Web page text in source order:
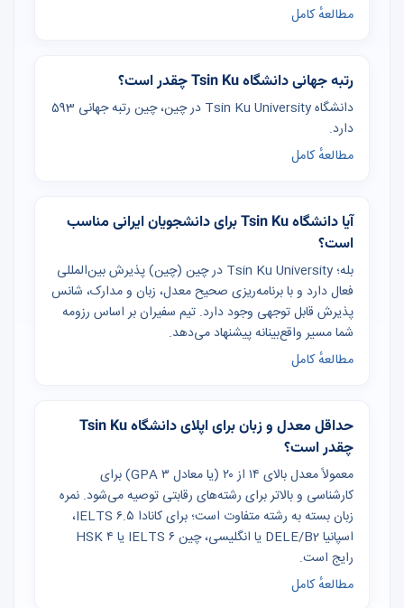
مطالعهٔ کامل
رتبه جهانی دانشگاه Tsin Ku چقدر است؟
دانشگاه Tsin Ku University در چین، چین رتبه جهانی 593
دارد.
مطالعهٔ کامل
آیا دانشگاه Tsin Ku برای دانشجویان ایرانی مناسب
است؟
بله؛ Tsin Ku University در چین (چین) پذیرش بین‌المللی
فعال دارد و با برنامه‌ریزی صحیح معدل، زبان و مدارک، شانس
پذیرش قابل توجهی وجود دارد. تیم سفیران بر اساس رزومه
شما مسیر واقع‌بینانه پیشنهاد می‌دهد.
مطالعهٔ کامل
حداقل معدل و زبان برای اپلای دانشگاه Tsin Ku
چقدر است؟
معمولاً معدل بالای ۱۴ از ۲۰ (یا معادل GPA ۳) برای
کارشناسی و بالاتر برای رشته‌های رقابتی توصیه می‌شود. نمره
زبان بسته به رشته متفاوت است؛ برای کانادا IELTS ۶.۵،
اسپانیا DELE/B2 یا انگلیسی، چین IELTS ۶ یا HSK ۴
رایج است.
مطالعهٔ کامل